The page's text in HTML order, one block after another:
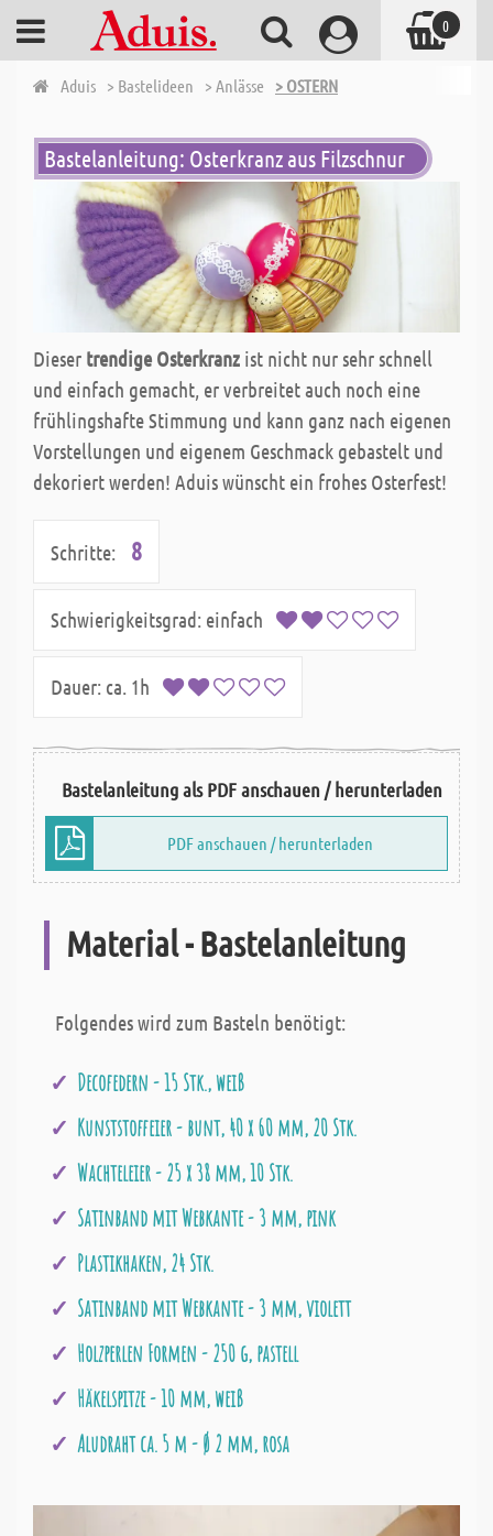
Aduis > Bastelideen > Anlässe > OSTERN
Bastelanleitung: Osterkranz aus Filzschnur
Dieser trendige Osterkranz ist nicht nur sehr schnell
und einfach gemacht, er verbreitet auch noch eine
frühlingshafte Stimmung und kann ganz nach eigenen
Vorstellungen und eigenem Geschmack gebastelt und
dekoriert werden! Aduis wünscht ein frohes Osterfest!
Schritte: 8
Schwierigkeitsgrad: einfach
Dauer: ca. 1h
Bastelanleitung als PDF anschauen / herunterladen
PDF anschauen / herunterladen
Material - Bastelanleitung
Folgendes wird zum Basteln benötigt:
Decofedern - 15 Stk., weiß
Kunststoffeier - bunt, 40 x 60 mm, 20 Stk.
Wachteleier - 25 x 38 mm, 10 Stk.
Satinband mit Webkante - 3 mm, pink
Plastikhaken, 24 Stk.
Satinband mit Webkante - 3 mm, violett
Holzperlen Formen - 250 g, pastell
Häkelspitze - 10 mm, weiß
Aludraht ca. 5 m - Ø 2 mm, rosa
0